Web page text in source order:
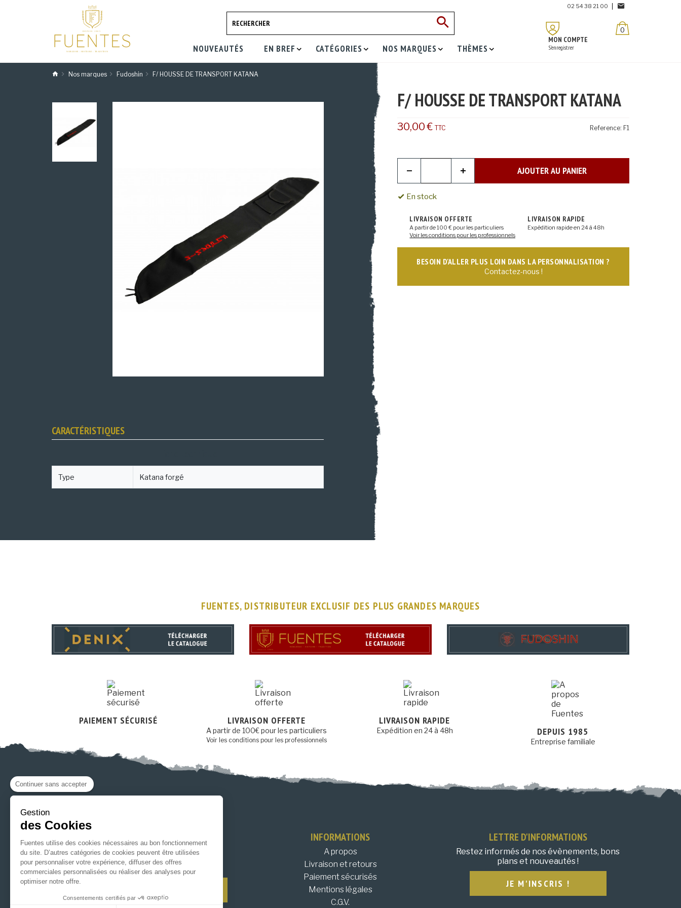
Continuer sans accepter
Gestion
des Cookies
Fuentes utilise des cookies nécessaires au bon fonctionnement
du site. D’autres catégories de cookies peuvent être utilisées
pour personnaliser votre expérience, diffuser des offres
commerciales personnalisées ou réaliser des analyses pour
optimiser notre offre.
Consentements certifiés par
NOUVEAUTÉS EN BREF CATÉGORIES NOS MARQUES THÈMES
02 54 38 21 00
MON COMPTE
S'enregistrer
0
Nos marques Fudoshin F/ HOUSSE DE TRANSPORT KATANA
CARACTÉRISTIQUES
Type Katana forgé
F/ HOUSSE DE TRANSPORT KATANA
30,00 €TTC Reference: F1
AJOUTER AU PANIER
En stock
LIVRAISON OFFERTE
A partir de 100 € pour les particuliers
Voir les conditions pour les professionnels
LIVRAISON RAPIDE
Expédition rapide en 24 à 48h
BESOIN D'ALLER PLUS LOIN DANS LA PERSONNALISATION ?
Contactez-nous !
FUENTES, DISTRIBUTEUR EXCLUSIF DES PLUS GRANDES MARQUES
PAIEMENT SÉCURISÉ LIVRAISON OFFERTE
A partir de 100€ pour les particuliers
Voir les conditions pour les professionnels
LIVRAISON RAPIDE
Expédition en 24 à 48h DEPUIS 1985
Entreprise familiale
CONTACTEZ-NOUS
1 rue Constantin Rigollet - Z.I. de Groges
36300 Le Blanc
INFORMATIONS
A propos
Livraison et retours
Paiement sécurisés
Mentions légales
C.G.V.
LETTRE D'INFORMATIONS
Restez informés de nos évènements, bons
plans et nouveautés !
JE M'INSCRIS !